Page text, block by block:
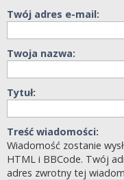
Twój adres e-mail:
Twoja nazwa:
Tytuł:
Treść wiadomości:
Wiadomość zostanie
HTML i BBCode. Twój
adres zwrotny tej